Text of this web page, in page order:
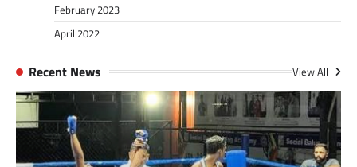
February 2023
April 2022
Recent News View All